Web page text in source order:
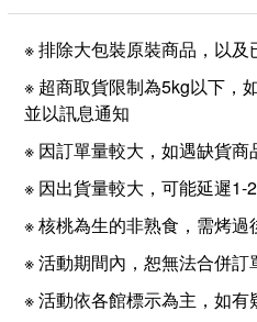
※ 排除大包裝原裝商品，以及
※ 超商取貨限制為5kg以下，
並以訊息通知
※ 因訂單量較大，如遇缺貨
※ 因出貨量較大，可能延遲1-
※ 核桃為生的非熟食，需烤過
※ 活動期間內，恕無法合併訂
※ 活動依各館標示為主，如